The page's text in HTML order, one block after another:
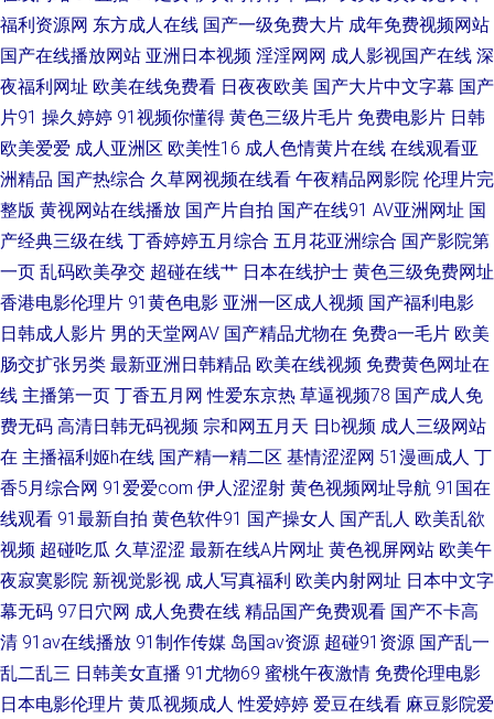
区一区一去一区 95老司机视频 男女av免费观看 91tv短视频 蜜桃伊人av 51伪
娘黑料网 超碰91在线人人干 欧美性爱91网 91操人视频 草莓视频18 欧美日
韩成人 九九精在线 午夜国产诱惑 欧美日韩色图成人网 92国产免费 久久精品
国产网站九九 深爱激情五月婷婷网 91日日夜 国产专区中文字幕 在线91 国产
利网 日韩成人黄噢美成人黄 91撸大师 后入丝袜 91黑丝成人视频 欧美成人乱
91黄色废料 国产精品人妻在线 岛国激情一区 四虎网址A片 91网页破解免费
入口 欧美色女人导航 91免费费视频网站 老湿啪啪怕怕抽 91成人超碰刺激 国
产精品一二三 深夜男人天堂 91在钱视频 老司机精品网 91C视频资源在线 成
人9一免费 日产国产欧美精美视频 91免费进 九九网站色 亚欧日韩免费影院
99热碰碰热 免费18禁色色网站 91tv在线 传媒123区 日本黄色片 韩日亚洲精
品视频在线 亚洲天堂麻豆麻豆 大香蕉精品伊人 少妇网站91 91视频在线看 蜜
桃成人福利视频 91大香焦Cn 91在线播放网站
福利资源网 东方成人在线 国产一级免费大片 成年免费视频网站
国产在线播放网站 亚洲日本视频 淫淫网网 成人影视国产在线 深
夜福利网址 欧美在线免费看 日夜夜欧美 国产大片中文字幕 国产
片91 操久婷婷 91视频你懂得 黄色三级片毛片 免费电影片 日韩
欧美爱爱 成人亚洲区 欧美性16 成人色情黄片在线 在线观看亚
洲精品 国产热综合 久草网视频在线看 午夜精品网影院 伦理片完
整版 黄视网站在线播放 国产片自拍 国产在线91 AV亚洲网址 国
产经典三级在线 丁香婷婷五月综合 五月花亚洲综合 国产影院第
一页 乱码欧美孕交 超碰在线艹 日本在线护士 黄色三级免费网址
香港电影伦理片 91黄色电影 亚洲一区成人视频 国产福利电影
日韩成人影片 男的天堂网AV 国产精品尤物在 免费a一毛片 欧美
肠交扩张另类 最新亚洲日韩精品 欧美在线视频 免费黄色网址在
线 主播第一页 丁香五月网 性爱东京热 草逼视频78 国产成人免
费无码 高清日韩无码视频 宗和网五月天 日b视频 成人三级网站
在 主播福利姬h在线 国产精一精二区 基情涩涩网 51漫画成人 丁
香5月综合网 91爱爱com 伊人涩涩射 黄色视频网址导航 91国在
线观看 91最新自拍 黄色软件91 国产操女人 国产乱人 欧美乱欲
视频 超碰吃瓜 久草涩涩 最新在线A片网址 黄色视屏网站 欧美午
夜寂寞影院 新视觉影视 成人写真福利 欧美内射网址 日本中文字
幕无码 97日穴网 成人免费在线 精品国产免费观看 国产不卡高
清 91av在线播放 91制作传媒 岛国av资源 超碰91资源 国产乱一
乱二乱三 日韩美女直播 91尤物69 蜜桃午夜激情 免费伦理电影
日本电影伦理片 黄瓜视频成人 性爱婷婷 爱豆在线看 麻豆影院爱